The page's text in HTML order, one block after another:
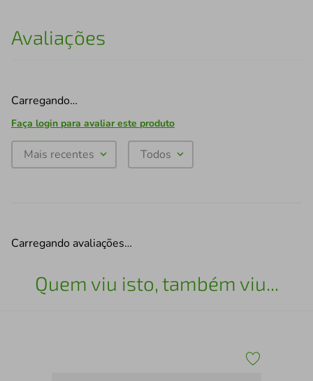
Avaliações
Carregando…
Faça login para avaliar este produto
Mais recentes Todos
Carregando avaliações…
Quem viu isto, também viu...